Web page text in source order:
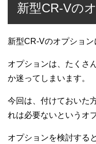
新型CR-Vの
新型CR-Vのオプション
オプションは、たくさ
か迷ってしまいます。
今回は、付けておいた
れは必要ないというオ
オプションを検討する